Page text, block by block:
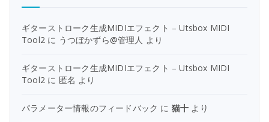
ギターストローク生成MIDIエフェクト – Utsbox MIDI
Tool2 に うつぼかずら@管理人 より
ギターストローク生成MIDIエフェクト – Utsbox MIDI
Tool2 に 匿名 より
パラメーター情報のフィードバック に 猫十 より